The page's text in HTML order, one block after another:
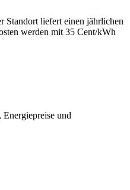
Standort liefert einen jährlichen
werden mit 35 Cent/kWh
und